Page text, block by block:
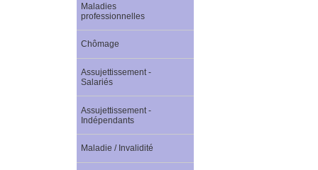
Maladies
professionnelles
Chômage
Assujettissement -
Salariés
Assujettissement -
Indépendants
Maladie / Invalidité